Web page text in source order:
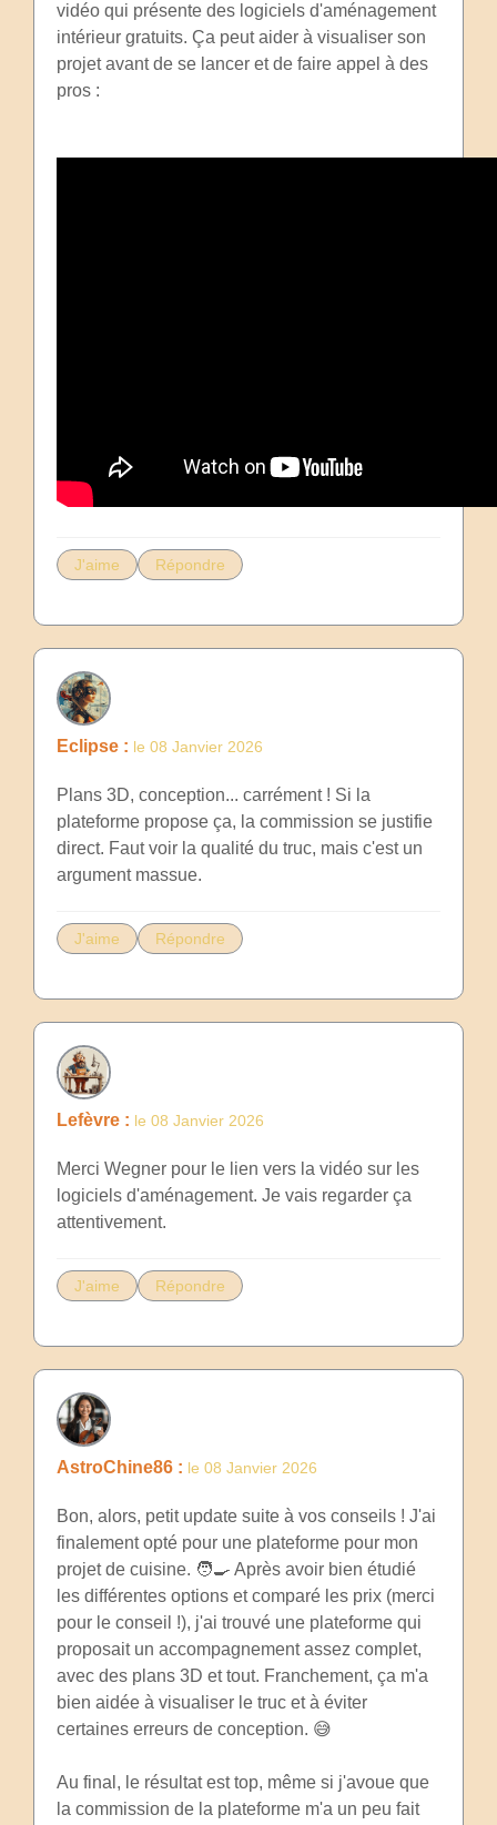
vidéo qui présente des logiciels d'aménagement
intérieur gratuits. Ça peut aider à visualiser son
projet avant de se lancer et de faire appel à des
pros :
J'aime Répondre
Eclipse : le 08 Janvier 2026
Plans 3D, conception... carrément ! Si la
plateforme propose ça, la commission se justifie
direct. Faut voir la qualité du truc, mais c'est un
argument massue.
J'aime Répondre
Lefèvre : le 08 Janvier 2026
Merci Wegner pour le lien vers la vidéo sur les
logiciels d'aménagement. Je vais regarder ça
attentivement.
J'aime Répondre
AstroChine86 : le 08 Janvier 2026
Bon, alors, petit update suite à vos conseils ! J'ai
finalement opté pour une plateforme pour mon
projet de cuisine. 🧑‍🍳 Après avoir bien étudié
les différentes options et comparé les prix (merci
pour le conseil !), j'ai trouvé une plateforme qui
proposait un accompagnement assez complet,
avec des plans 3D et tout. Franchement, ça m'a
bien aidée à visualiser le truc et à éviter
certaines erreurs de conception. 😅
Au final, le résultat est top, même si j'avoue que
la commission de la plateforme m'a un peu fait